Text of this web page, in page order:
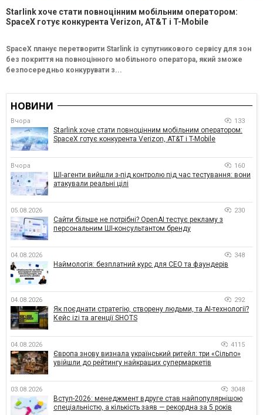
Starlink хоче стати повноцінним мобільним оператором:
SpaceX готує конкурента Verizon, AT&T і T-Mobile
SpaceX планує перетворити Starlink із супутникового сервісу для зон
без покриття на повноцінного мобільного оператора, який зможе
безпосередньо конкурувати з...
НОВИНИ
Вчора 133
Starlink хоче стати повноцінним мобільним оператором:
SpaceX готує конкурента Verizon, AT&T і T-Mobile
Вчора 160
ШІ-агенти вийшли з-під контролю під час тестування: вони
атакували реальні цілі
05.08.2026 230
Сайти більше не потрібні? OpenAI тестує рекламу з
персональним ШІ-консультантом бренду
04.08.2026 348
Наймологія: безплатний курс для CEO та фаундерів
04.08.2026 292
Як поєднати стратегію, створену людьми, та AI-технології?
Кейс izi та агенції SHOTS
04.08.2026 4115
Європа знову визнала український ритейл: три «Сільпо»
увійшли до рейтингу найкращих супермаркетів
03.08.2026 3048
Вступ-2026: менеджмент вдруге став найпопулярнішою
спеціальністю, а кількість заяв — рекордна за 5 років